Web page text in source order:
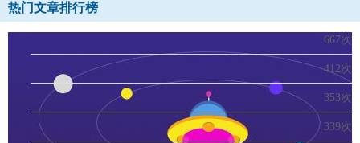
热门文章排行榜
667次
412次
353次
339次